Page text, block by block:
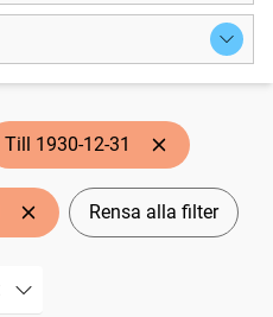
Till 1930-12-31
Rensa alla filter